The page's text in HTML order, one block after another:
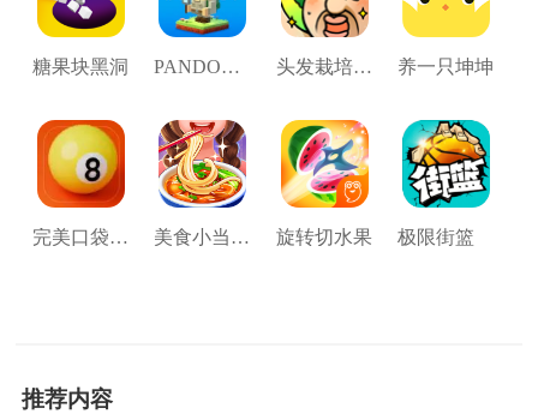
糖果块黑洞 PANDOLAND 头发栽培日记 养一只坤坤
完美口袋绝妙射门 美食小当家最新版 旋转切水果 极限街篮
推荐内容